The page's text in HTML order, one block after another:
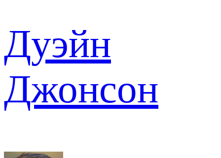
Дуэйн
Джонсон